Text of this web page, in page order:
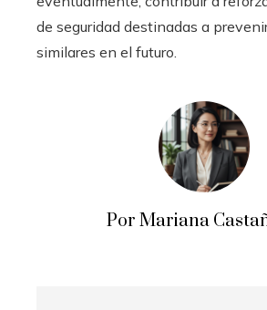
de seguridad destinadas a
similares en el futuro.
Por Mariana